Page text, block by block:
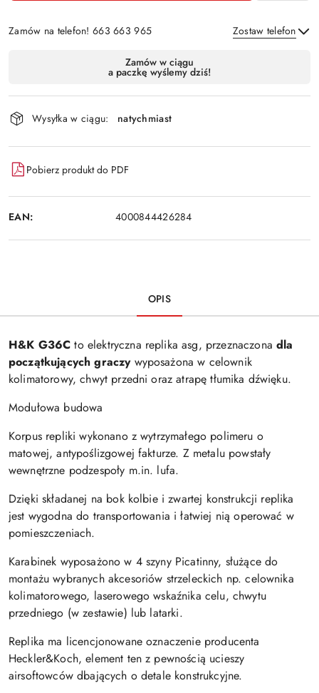
Zamów na telefon! 663 663 965 Zostaw telefon
Wyślij
dostawa
Zamów w ciągu
a paczkę wyślemy dziś!
Wysyłka w ciągu: natychmiast
Pobierz produkt do PDF
EAN: 4000844426284
OPIS
H&K G36Cto elektryczna replika asg, przeznaczonadla
początkujących graczywyposażona w celownik
kolimatorowy, chwyt przedni oraz atrapę tłumika dźwięku.
Modułowa budowa
Korpus repliki wykonano z wytrzymałego polimeru o
matowej, antypoślizgowej fakturze. Z metalu powstały
wewnętrzne podzespoły m.in. lufa.
Dzięki składanej na bok kolbie i zwartej konstrukcji replika
jest wygodna do transportowania i łatwiej nią operować w
pomieszczeniach.
Karabinek wyposażono w 4 szyny Picatinny, służące do
montażu wybranych akcesoriów strzeleckich np. celownika
kolimatorowego, laserowego wskaźnika celu, chwytu
przedniego (w zestawie) lub latarki.
Replika ma licencjonowane oznaczenie producenta
Heckler&Koch, element ten z pewnością ucieszy
airsoftowców dbających o detale konstrukcyjne.